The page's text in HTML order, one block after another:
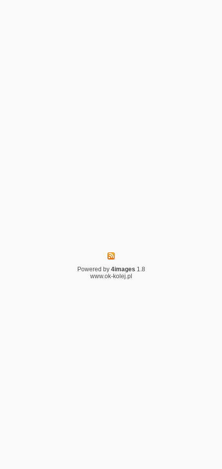
Powered by 4images 1.8
www.ok-kolej.pl